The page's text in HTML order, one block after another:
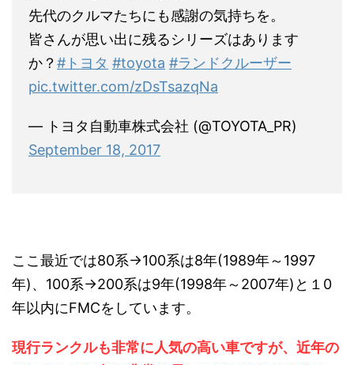
先代のクルマたちにも感謝の気持ちを。
皆さんが思い出に残るシリーズはあります
か？ #トヨタ #toyota #ランドクルーザー
pic.twitter.com/zDsTsazqNa
— トヨタ自動車株式会社 (@TOYOTA_PR)
September 18, 2017
ここ最近では80系→100系は8年(1989年～1997
年)、100系→200系は9年(1998年～2007年)と１0
年以内にFMCをしています。
現行ランクルも非常に人気の高い車ですが、近年の